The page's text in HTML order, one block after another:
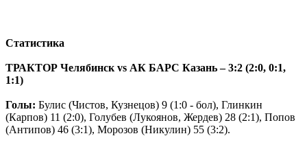
Статистика
ТРАКТОР Челябинск vs АК БАРС Казань – 3:2 (2:0, 0:1,
1:1)
Голы: Булис (Чистов, Кузнецов) 9 (1:0 - бол), Глинкин
(Карпов) 11 (2:0), Голубев (Лукоянов, Жердев) 28 (2:1), Попов
(Антипов) 46 (3:1), Морозов (Никулин) 55 (3:2).